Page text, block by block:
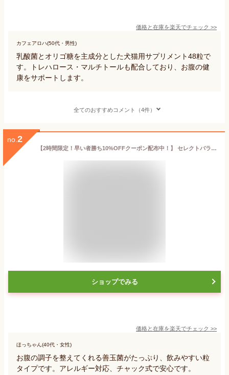
価格と在庫を楽天でチェック >>
カフェアロハ(50代・男性)
乳酸菌とオリゴ糖を主成分とした犬猫用サプリメント48粒で
す。トレハロース・マルチトールも配合しており、お腹の健
康をサポートします。
全てのおすすめコメント（4件）
no. 2
【2時間限定！早い者勝ち10%OFFクーポン配布中！】 セレクトバランス 善玉菌のチカラ 犬 用 顆粒 300g 愛犬 ビフィズス菌 有胞子性乳酸菌 フェカリス菌 オリゴ糖 ビール酵母 腸活 免疫力 下痢 便秘 被毛 アレルギー 300グラム
ショップでみる
価格と在庫を楽天でチェック >>
ほっちゃん(40代・女性)
お腹の調子を整えてくれる善玉菌がたっぷり、飲みやすい粒
タイプです。アレルギー対応、チャック式で安心です。